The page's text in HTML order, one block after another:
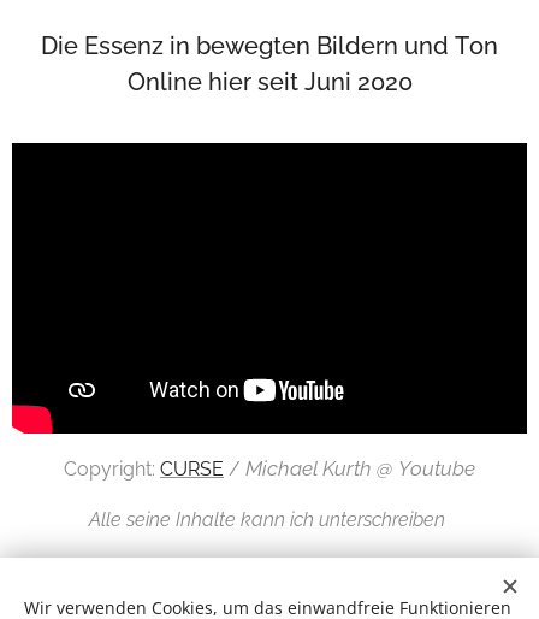
Die Essenz in bewegten Bildern und Ton
Online hier seit Juni 2020
Copyright: CURSE / Michael Kurth @ Youtube
Alle seine Inhalte kann ich unterschreiben
Wir verwenden Cookies, um das einwandfreie Funktionieren